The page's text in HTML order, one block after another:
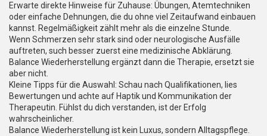
Erwarte direkte Hinweise für Zuhause: Übungen, Atemtechniken
oder einfache Dehnungen, die du ohne viel Zeitaufwand einbauen
kannst. Regelmäßigkeit zählt mehr als die einzelne Stunde.
Wenn Schmerzen sehr stark sind oder neurologische Ausfälle
auftreten, such besser zuerst eine medizinische Abklärung.
Balance Wiederherstellung ergänzt dann die Therapie, ersetzt sie
aber nicht.
Kleine Tipps für die Auswahl: Schau nach Qualifikationen, lies
Bewertungen und achte auf Haptik und Kommunikation der
Therapeutin. Fühlst du dich verstanden, ist der Erfolg
wahrscheinlicher.
Balance Wiederherstellung ist kein Luxus, sondern Alltagspflege.